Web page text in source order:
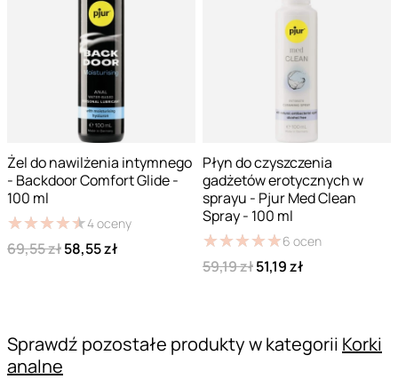
Żel do nawilżenia intymnego
- Backdoor Comfort Glide -
100 ml
★★★★★
★★★★★4oceny
69,55 zł58,55 zł
Płyn do czyszczenia
gadżetów erotycznych w
sprayu - Pjur Med Clean
Spray - 100 ml
★★★★★
★★★★★6 ocen
59,19 zł51,19 zł
Sprawdź pozostałe produkty w kategorii Korki
analne